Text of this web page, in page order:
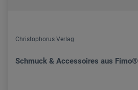
Christophorus Verlag
Schmuck & Accessoires aus Fimo®